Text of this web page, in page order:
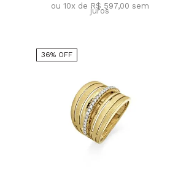
ou 10x de R$ 597,00 sem
juros
36% OFF